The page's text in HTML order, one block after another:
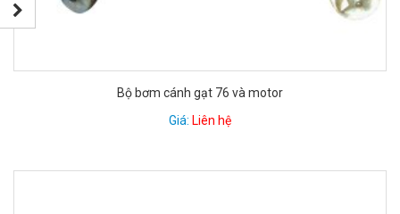
Bộ bơm cánh gạt 76 và motor
Giá: Liên hệ